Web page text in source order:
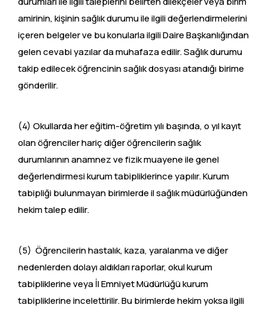
amirinin, kişinin sağlık durumu ile ilgili değerlendirmelerini
içeren belgeler ve bu konularla ilgili Daire Başkanlığından
gelen cevabi yazılar da muhafaza edilir. Sağlık durumu
takip edilecek öğrencinin sağlık dosyası atandığı birime
gönderilir.
(4) Okullarda her eğitim-öğretim yılı başında, o yıl kayıt
olan öğrenciler hariç diğer öğrencilerin sağlık
durumlarının anamnez ve fizik muayene ile genel
değerlendirmesi kurum tabipliklerince yapılır. Kurum
tabipliği bulunmayan birimlerde il sağlık müdürlüğünden
hekim talep edilir.
(5) Öğrencilerin hastalık, kaza, yaralanma ve diğer
nedenlerden dolayı aldıkları raporlar, okul kurum
tabipliklerine veya İl Emniyet Müdürlüğü kurum
tabipliklerine incelettirilir. Bu birimlerde hekim yoksa ilgili